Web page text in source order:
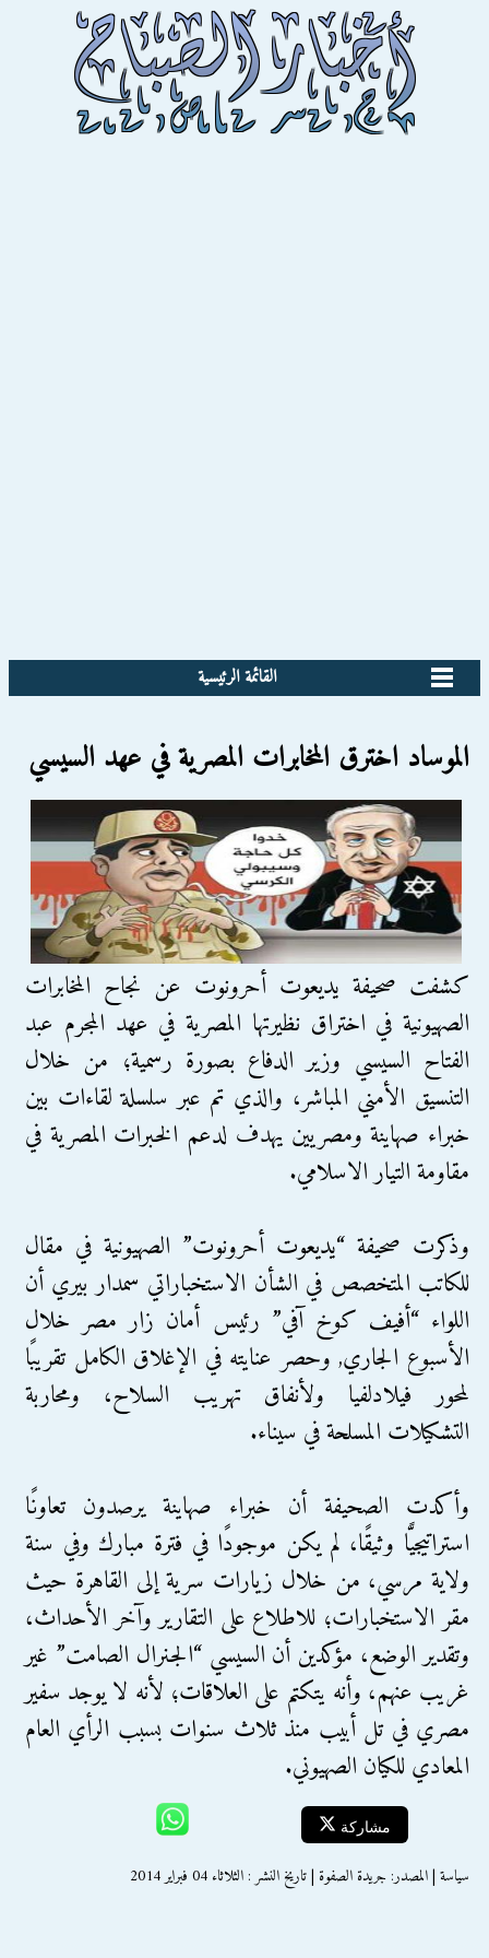
القائمة الرئيسية
الموساد اخترق المخابرات المصرية في عهد السيسي
كشفت صحيفة يديعوت أحرونوت عن نجاح المخابرات
الصهيونية في اختراق نظيرتها المصرية في عهد المجرم عبد
الفتاح السيسي وزير الدفاع بصورة رسمية؛ من خلال
التنسيق الأمني المباشر، والذي تم عبر سلسلة لقاءات بين
خبراء صهاينة ومصريين يهدف لدعم الخبرات المصرية في
مقاومة التيار الاسلامي.
وذكرت صحيفة “يديعوت أحرونوت” الصهيونية في مقال
للكاتب المتخصص في الشأن الاستخباراتي سمدار بيري أن
اللواء “أفيف كوخ آفي” رئيس أمان زار مصر خلال
الأسبوع الجاري, وحصر عنايته في الإغلاق الكامل تقريبًا
لمحور فيلادلفيا ولأنفاق تهريب السلاح، ومحاربة
التشكيلات المسلحة في سيناء.
وأكدت الصحيفة أن خبراء صهاينة يرصدون تعاونًا
استراتيجيًّا وثيقًا، لم يكن موجودًا في فترة مبارك وفي سنة
ولاية مرسي، من خلال زيارات سرية إلى القاهرة حيث
مقر الاستخبارات؛ للاطلاع على التقارير وآخر الأحداث،
وتقدير الوضع، مؤكدين أن السيسي “الجنرال الصامت” غير
غريب عنهم، وأنه يتكتم على العلاقات؛ لأنه لا يوجد سفير
مصري في تل أبيب منذ ثلاث سنوات بسبب الرأي العام
المعادي للكيان الصهيوني.
مشاركة
سياسة | المصدر: جريدة الصفوة | تاريخ النشر : الثلاثاء 04 فبراير 2014